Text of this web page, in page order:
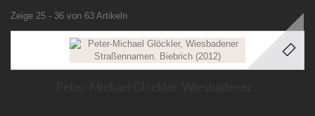
Zeige 25 - 36 von 63 Artikeln